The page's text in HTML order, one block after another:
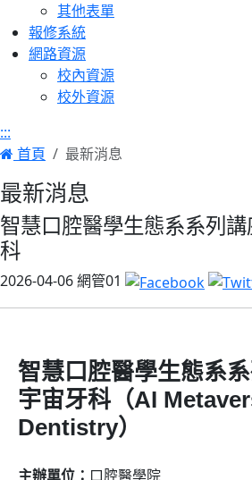
其他表單
報修系統
網路資源
校內資源
校外資源
:::
首頁
最新消息
最新消息
智慧口腔醫學生態系系列
科
2026-04-06網管01
智慧口腔醫學生態系
宇宙牙科（AI
Dentistry）
主辦單位： 口腔醫學院